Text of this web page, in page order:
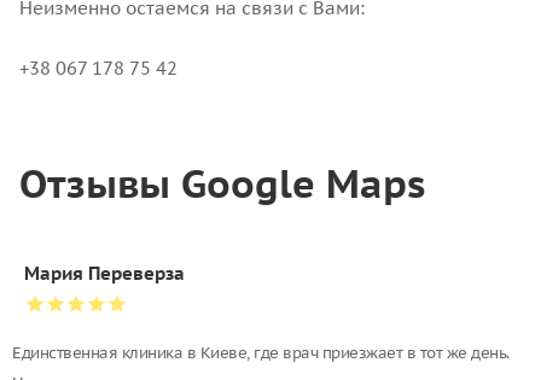
Неизменно остаемся на связи с Вами:
+38 067 178 75 42
Отзывы Google Maps
Мария Переверза
Единственная клиника в Киеве, где врач приезжает в тот же день.